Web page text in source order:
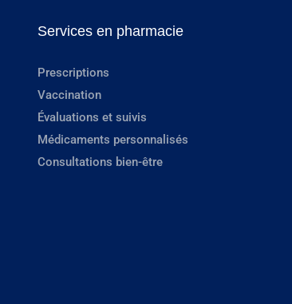
Services en pharmacie
Prescriptions
Vaccination
Évaluations et suivis
Médicaments personnalisés
Consultations bien-être